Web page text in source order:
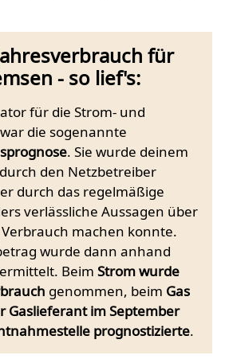
für
- so lief's:
für die Strom- und
die sogenannte
. Sie wurde deinem
den Netzbetreiber
durch das regelmäßige
verlässliche Aussagen über
machen konnte.
wurde dann anhand
Beim Strom wurde
genommen, beim Gas
Gaslieferant im September
prognostizierte.